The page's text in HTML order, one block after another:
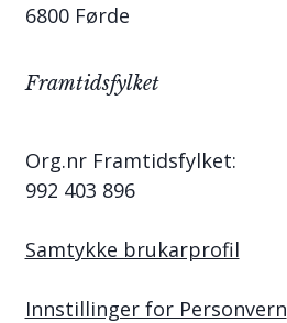
6800 Førde
Framtidsfylket
Org.nr Framtidsfylket:
992 403 896
Samtykke brukarprofil
Innstillinger for Personvern